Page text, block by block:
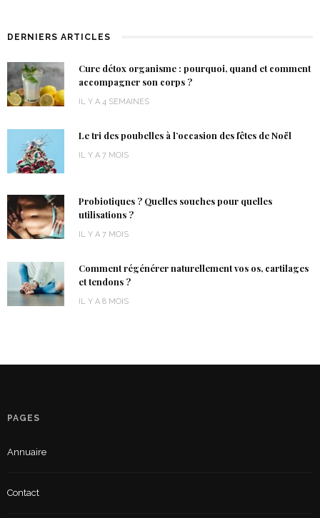
DERNIERS ARTICLES
Cure détox organisme : pourquoi, quand et comment
accompagner son corps ?
IL Y A 4 SEMAINES
Le tri des poubelles à l’occasion des fêtes de Noël
IL Y A 7 MOIS
Probiotiques ? Quelles souches pour quelles
utilisations ?
IL Y A 7 MOIS
Comment régénérer naturellement vos os, cartilages
et tendons ?
IL Y A 8 MOIS
PAGES
Annuaire
Contact